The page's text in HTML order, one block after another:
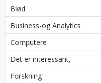
Blød
Business-og Analytics
Computere
Det er interessant,
Forskning